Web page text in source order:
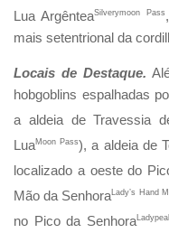
Lua ArgênteaSilverymoon Pass
mais setentrional da
Locais de Destaque.
hobgoblins espalhadas
a aldeia de Travessia
LuaMoon Pass), a aldeia de
localizado a oeste do
Mão da Senhora Lady’s Hand
no Pico da Senhora